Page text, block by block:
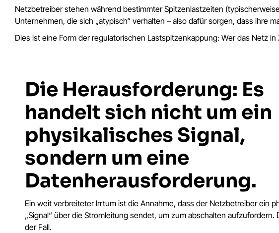
Netzbetreiber stehen während bestimmter Spitzenlastzeiten
Unternehmen, die sich „atypisch“ verhalten – also dafür sorgen, dass ihre
Dies ist eine Form der regulatorischen Lastspitzenkappung: Wer das Netz
Die Herausforderung: Es
handelt sich nicht um ein
physikalisches Signal,
sondern um eine
Datenherausforderung.
Ein weit verbreiteter Irrtum ist die Annahme, dass der Netzbetreiber ein
„Signal“ über die Stromleitung sendet, um zum abschalten aufzufordern.
der Fall.